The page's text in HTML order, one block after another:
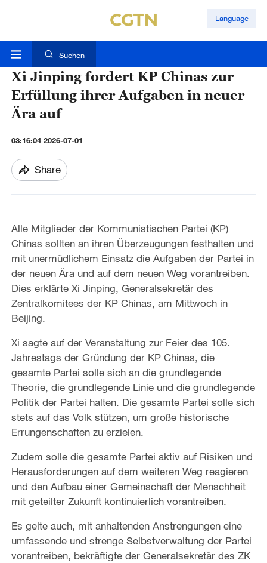
Language
Suchen
Xi Jinping fordert KP Chinas zur
Erfüllung ihrer Aufgaben in neuer
Ära auf
03:16:04 2026-07-01
Share
Alle Mitglieder der Kommunistischen Partei (KP)
Chinas sollten an ihren Überzeugungen festhalten und
mit unermüdlichem Einsatz die Aufgaben der Partei in
der neuen Ära und auf dem neuen Weg vorantreiben.
Dies erklärte Xi Jinping, Generalsekretär des
Zentralkomitees der KP Chinas, am Mittwoch in
Beijing.
Xi sagte auf der Veranstaltung zur Feier des 105.
Jahrestags der Gründung der KP Chinas, die
gesamte Partei solle sich an die grundlegende
Theorie, die grundlegende Linie und die grundlegende
Politik der Partei halten. Die gesamte Partei solle sich
stets auf das Volk stützen, um große historische
Errungenschaften zu erzielen.
Zudem solle die gesamte Partei aktiv auf Risiken und
Herausforderungen auf dem weiteren Weg reagieren
und den Aufbau einer Gemeinschaft der Menschheit
mit geteilter Zukunft kontinuierlich vorantreiben.
Es gelte auch, mit anhaltenden Anstrengungen eine
umfassende und strenge Selbstverwaltung der Partei
vorantreiben, bekräftigte der Generalsekretär des ZK